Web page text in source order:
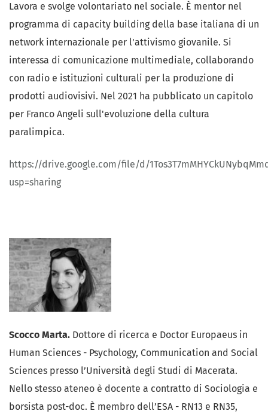
Lavora e svolge volontariato nel sociale. È mentor nel
programma di capacity building della base italiana di un
network internazionale per l'attivismo giovanile. Si
interessa di comunicazione multimediale, collaborando
con radio e istituzioni culturali per la produzione di
prodotti audiovisivi. Nel 2021 ha pubblicato un capitolo
per Franco Angeli sull'evoluzione della cultura
paralimpica.
https://drive.google.com/file/d/
usp=sharing
Scocco Marta. Dottore di ricerca e Doctor Europaeus in
Human Sciences - Psychology, Communication and Social
Sciences presso l’Università degli Studi di Macerata.
Nello stesso ateneo è docente a contratto di Sociologia e
borsista post-doc. È membro dell’ESA - RN13 e RN35,